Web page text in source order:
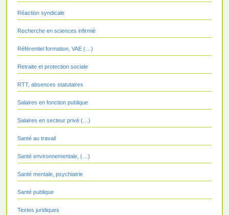
Réaction syndicale
Recherche en sciences infirmiè
Référentiel formation, VAE (…)
Retraite et protection sociale
RTT, absences statutaires
Salaires en fonction publique
Salaires en secteur privé (…)
Santé au travail
Santé environnementale, (…)
Santé mentale, psychiatrie
Santé publique
Textes juridiques